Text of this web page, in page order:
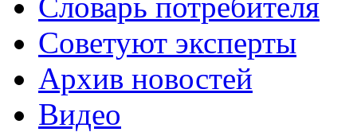
Советуют эксперты
Архив новостей
Видео